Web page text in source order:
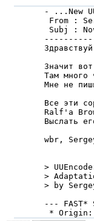
- ...New
From :
Subj :
Значит
Там много
Мне не
Все эти
Ralf'а
Выслать
wbr,
>
>
> by
--- FAST*
* Origin: